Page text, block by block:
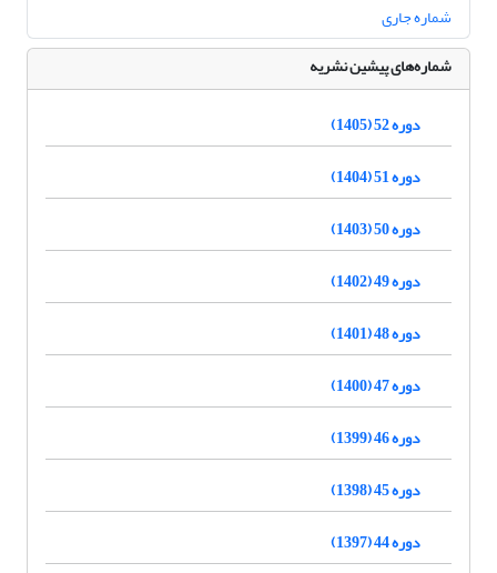
شماره جاری
شماره‌های پیشین نشریه
دوره 52 (1405)
دوره 51 (1404)
دوره 50 (1403)
دوره 49 (1402)
دوره 48 (1401)
دوره 47 (1400)
دوره 46 (1399)
دوره 45 (1398)
دوره 44 (1397)